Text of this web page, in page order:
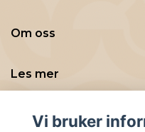
Om oss
Les mer
Sosiale medier
Vi bruker